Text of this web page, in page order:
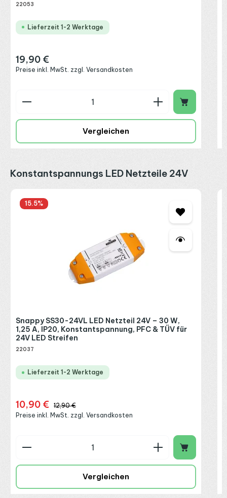
22053
Lieferzeit 1-2 Werktage
Regulärer Preis:
19,90 €
Preise inkl. MwSt. zzgl. Versandkosten
Produkt Anzahl: Gib den gewünschten Wert
Vergleichen
Produktgalerie überspringen
Konstantspannungs LED Netzteile 24V
15.5%
Snappy SS30-24VL LED Netzteil 24V – 30 W,
1,25 A, IP20, Konstantspannung, PFC & TÜV für
24V LED Streifen
22037
Lieferzeit 1-2 Werktage
Verkaufspreis:
10,90 € Regulärer Preis:
12,90 €
Preise inkl. MwSt. zzgl. Versandkosten
Produkt Anzahl: Gib den gewünschten Wert
Vergleichen